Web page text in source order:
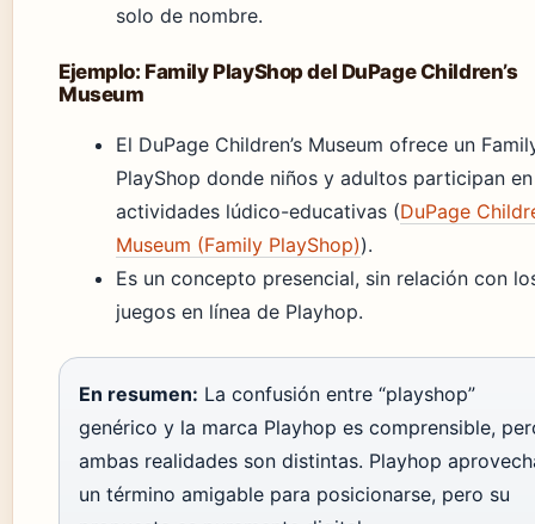
solo de nombre.
Ejemplo: Family PlayShop del DuPage Children’s
Museum
El DuPage Children’s Museum ofrece un
PlayShop donde niños y adultos participan en
actividades lúdico-educativas (DuPage
Museum (Family PlayShop)).
Es un concepto presencial, sin relación con
juegos en línea de Playhop.
En resumen: La confusión entre “playshop”
genérico y la marca Playhop es comprensible,
ambas realidades son distintas. Playhop
un término amigable para posicionarse, pero su